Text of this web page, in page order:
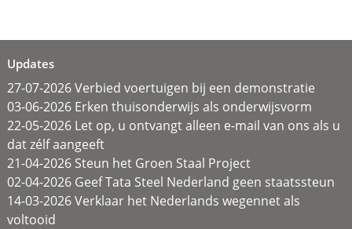
Updates
27-07-2026 Verbied voertuigen bij een demonstratie
03-06-2026 Erken thuisonderwijs als onderwijsvorm
22-05-2026 Let op, u ontvangt alleen e-mail van ons als u
dat zélf aangeeft
21-04-2026 Steun het Groen Staal Project
02-04-2026 Geef Tata Steel Nederland geen staatssteun
14-03-2026 Verklaar het Nederlands wegennet als
voltooid